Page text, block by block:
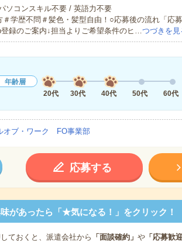
ソコンスキル不要 / 英語力不要
＃学歴不問＃髪色・髪型自由！○応募後の流れ「応
登録のご案内↓担当よりご希望条件のヒ…つづきを見
年齢層
20代
30代 40代 50代 60代
オブ・ワーク FO事業部
応募する
があったら「★気になる！」をクリック！
ておくと、派遣会社から 「面談確約」 や「応募歓迎